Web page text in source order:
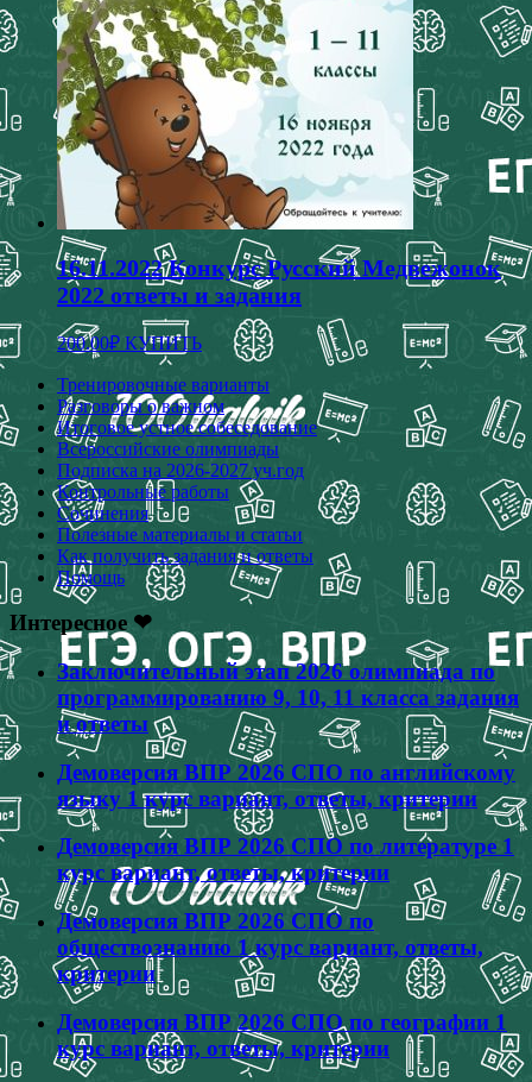
выбрать
на
странице
товара.
16.11.2022 Конкурс Русский Медвежонок
2022 ответы и задания
200.00₽ КУПИТЬ Этот
товар
имеет
несколько
вариаций.
Опции
можно
выбрать
странице
товара.
Тренировочные варианты
Разговоры о важном
Итоговое устное собеседование
Всероссийские олимпиады
Подписка на 2026-2027 уч.год
Контрольные работы
Сочинения
Полезные материалы и статьи
Как получить задания и ответы
Помощь
Интересное ❤
Заключительный этап 2026 олимпиада по
программированию 9, 10, 11 класса задания
и ответы
Демоверсия ВПР 2026 СПО по английскому
языку 1 курс вариант, ответы, критерии
Демоверсия ВПР 2026 СПО по литературе 1
курс вариант, ответы, критерии
Демоверсия ВПР 2026 СПО по
обществознанию 1 курс вариант, ответы,
критерии
Демоверсия ВПР 2026 СПО по географии 1
курс вариант, ответы, критерии